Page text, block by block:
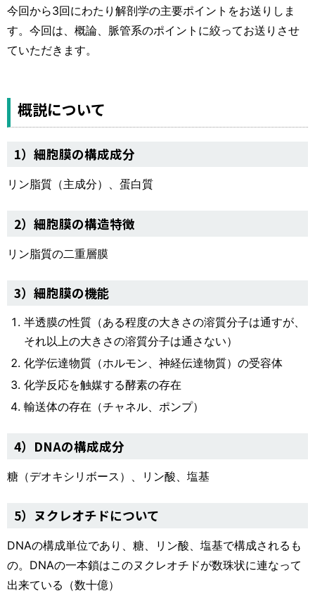
今回から3回にわたり解剖学の主要ポイントをお送りしま
す。今回は、概論、脈管系のポイントに絞ってお送りさせ
ていただきます。
概説について
1）細胞膜の構成成分
リン脂質（主成分）、蛋白質
2）細胞膜の構造特徴
リン脂質の二重層膜
3）細胞膜の機能
半透膜の性質（ある程度の大きさの溶質分子は通すが、
それ以上の大きさの溶質分子は通さない）
化学伝達物質（ホルモン、神経伝達物質）の受容体
化学反応を触媒する酵素の存在
輸送体の存在（チャネル、ポンプ）
4）DNAの構成成分
糖（デオキシリボース）、リン酸、塩基
5）ヌクレオチドについて
DNAの構成単位であり、糖、リン酸、塩基で構成されるも
の。DNAの一本鎖はこのヌクレオチドが数珠状に連なって
出来ている（数十億）